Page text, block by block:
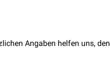
abgebaut. Schließlich wird die
Angaben helfen uns, den